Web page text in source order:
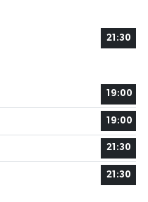
21:30
19:00
19:00
21:30
21:30